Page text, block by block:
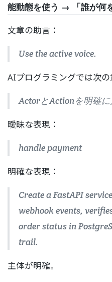
能動態を使う → 「誰が何
文章の助言：
Use the active voice.
AIプログラミングでは次の
ActorとActionを明確に
曖昧な表現：
handle payment
明確な表現：
Create a FastAPI
webhook events,
order status in
trail.
主体が明確。